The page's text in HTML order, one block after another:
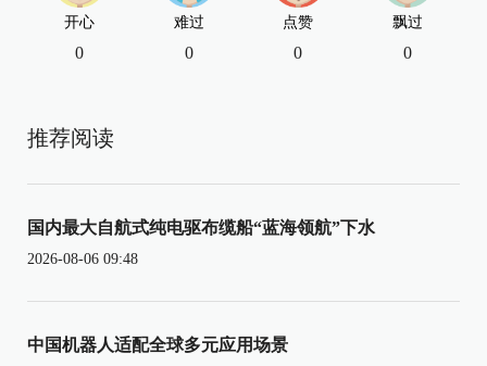
开心
0
难过
0
点赞
0
飘过
0
推荐阅读
国内最大自航式纯电驱布缆船“蓝海领航”下水
2026-08-06 09:48
中国机器人适配全球多元应用场景